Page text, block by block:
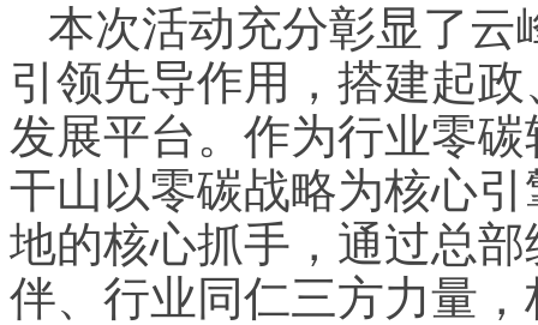
本次活动充分彰显了云
引领先导作用，搭建起
发展平台。作为行业零
干山以零碳战略为核心
地的核心抓手，通过总
伴、行业同仁三方力量